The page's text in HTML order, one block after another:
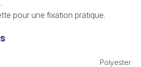
pour une fixation pratique.
Polyester